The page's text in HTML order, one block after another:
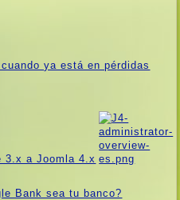
ya está en pérdidas
3.x a Joomla 4.x
Bank sea tu banco?